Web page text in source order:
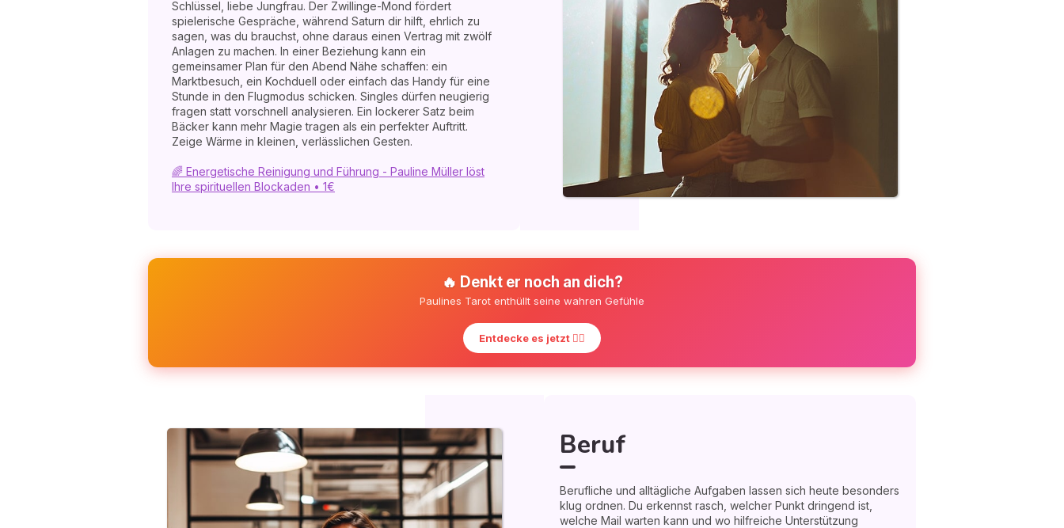
Schlüssel, liebe Jungfrau. Der Zwillinge-Mond fördert
spielerische Gespräche, während Saturn dir hilft, ehrlich zu
sagen, was du brauchst, ohne daraus einen Vertrag mit zwölf
Anlagen zu machen. In einer Beziehung kann ein
gemeinsamer Plan für den Abend Nähe schaffen: ein
Marktbesuch, ein Kochduell oder einfach das Handy für eine
Stunde in den Flugmodus schicken. Singles dürfen neugierig
fragen statt vorschnell analysieren. Ein lockerer Satz beim
Bäcker kann mehr Magie tragen als ein perfekter Auftritt.
Zeige Wärme in kleinen, verlässlichen Gesten.
🌈 Energetische Reinigung und Führung - Pauline Müller löst
Ihre spirituellen Blockaden • 1€
🔥 Denkt er noch an dich?
Paulines Tarot enthüllt seine wahren Gefühle
Entdecke es jetzt ❤️‍🔥
Beruf
Berufliche und alltägliche Aufgaben lassen sich heute besonders
klug ordnen. Du erkennst rasch, welcher Punkt dringend ist,
welche Mail warten kann und wo hilfreiche Unterstützung